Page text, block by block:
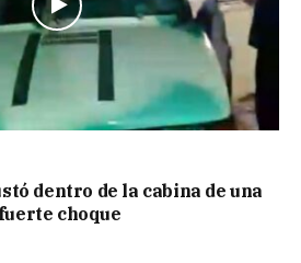
dentro de la cabina de una
choque